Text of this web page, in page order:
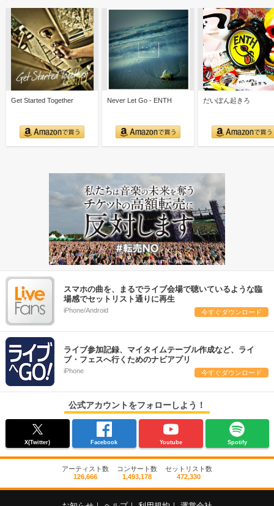
Get Started Together Never Let Go - ENTH だいぽん起きろ
スマホの曲を、まるでライブ会場で聴いているような臨
場感でセットリスト通りに再生
iPhone/Android 今すぐダウンロード
ライブ参加記録、マイタイムテーブル作成など、ライ
ブ・フェスへ行くためのナビアプリ
iPhone 今すぐダウンロード
公式アカウントをフォローしよう！
X(Twitter) Facebook Youtube Spotify
アーティスト数
126,666
コンサート数
1,493,178
セットリスト数
472,330